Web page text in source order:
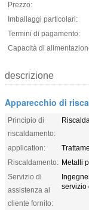
Prezzo:
Imballaggi particolari:
Termini di pagamento:
Capacità di
descrizione
Apparecchio di
Principio di
riscaldamento:
application:
Riscaldamento: Metalli
Servizio di
assistenza al
cliente fornito:
servizio